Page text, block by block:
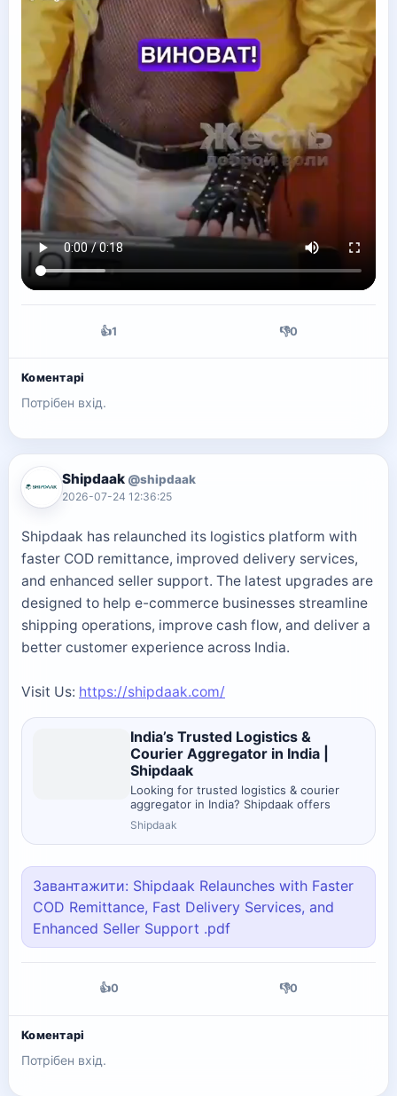
👍1 👎0
Коментарі
Потрібен вхід.
Shipdaak @shipdaak
2026-07-24 12:36:25
Shipdaak has relaunched its logistics platform with
faster COD remittance, improved delivery services,
and enhanced seller support. The latest upgrades are
designed to help e-commerce businesses streamline
shipping operations, improve cash flow, and deliver a
better customer experience across India.
Visit Us: https://shipdaak.com/
India’s Trusted Logistics &
Courier Aggregator in India |
Shipdaak
Looking for trusted logistics & courier
aggregator in India? Shipdaak offers
faster, cost-effective shipping. Sign up
now for stress-free deliveries!
Shipdaak
Завантажити: Shipdaak Relaunches with Faster
COD Remittance, Fast Delivery Services, and
Enhanced Seller Support .pdf
👍0 👎0
Коментарі
Потрібен вхід.